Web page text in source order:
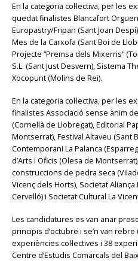
En la categoria col·lectiva, per les
quedat finalistes Blancafort
Europastry/Fripan (Sant Joan
Mes de la Carxofa (Sant Boi de
Projecte “Premsa dels Mixerris”
S.L. (Sant Just Desvern), Sistema
Xocopunt (Molins de Rei).
En la categoria col·lectiva, per les
finalistes Associació sense ànim
(Cornellà de Llobregat), Editorial
Montserrat), Festival Altaveu (Sant
Contemporani La Palanca
d’Arts i Oficis (Olesa de
construccions de pedra seca
Vicenç dels Horts), Societat Aliança
Cervelló) i Societat Cultural La
Les candidatures es van anar
principis d’octubre i se’n van
experiències col·lectives i 38
Centre d’Estudis Comarcals del